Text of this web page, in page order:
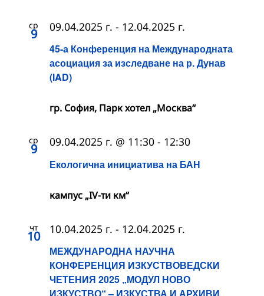
ср
9
45-а Конференция на Международната
асоциация за изследване на р. Дунав
(IAD)
09.04.2025 г. - 12.04.2025 г.
гр. София, Парк хотел „Москва“
ср
9
Екологична инициатива на БАН
09.04.2025 г. @ 11:30 - 12:30
кампус „IV-ти км“
чт
10
МЕЖДУНАРОДНА НАУЧНА
КОНФЕРЕНЦИЯ ИЗКУСТВОВЕДСКИ
ЧЕТЕНИЯ 2025 „МОДУЛ НОВО
ИЗКУСТВО“ – ИЗКУСТВА И АРХИВИ
10.04.2025 г. - 12.04.2025 г.